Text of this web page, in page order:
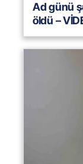
Ad günü
öldü –